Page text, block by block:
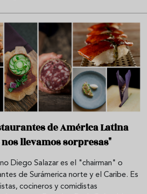
de América Latina
nos llevamos sorpresas"
Diego Salazar es el "chairman" o
de Surámerica norte y el Caribe. Es
cocineros y comidistas